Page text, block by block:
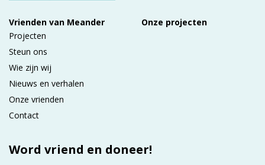
Vrienden van Meander
Projecten
Steun ons
Wie zijn wij
Nieuws en verhalen
Onze vrienden
Contact
Onze projecten
Word vriend en doneer!